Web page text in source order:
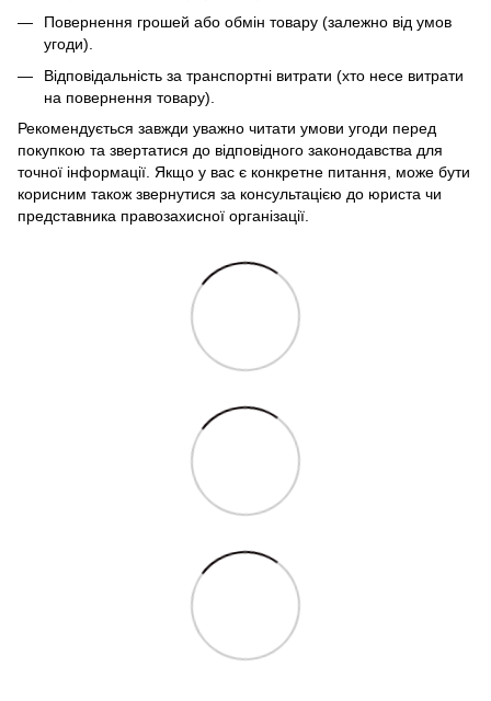
Повернення грошей або обмін товару (залежно від умов
угоди).
Відповідальність за транспортні витрати (хто несе витрати
на повернення товару).
Рекомендується завжди уважно читати умови угоди перед
покупкою та звертатися до відповідного законодавства для
точної інформації. Якщо у вас є конкретне питання, може бути
корисним також звернутися за консультацією до юриста чи
представника правозахисної організації.